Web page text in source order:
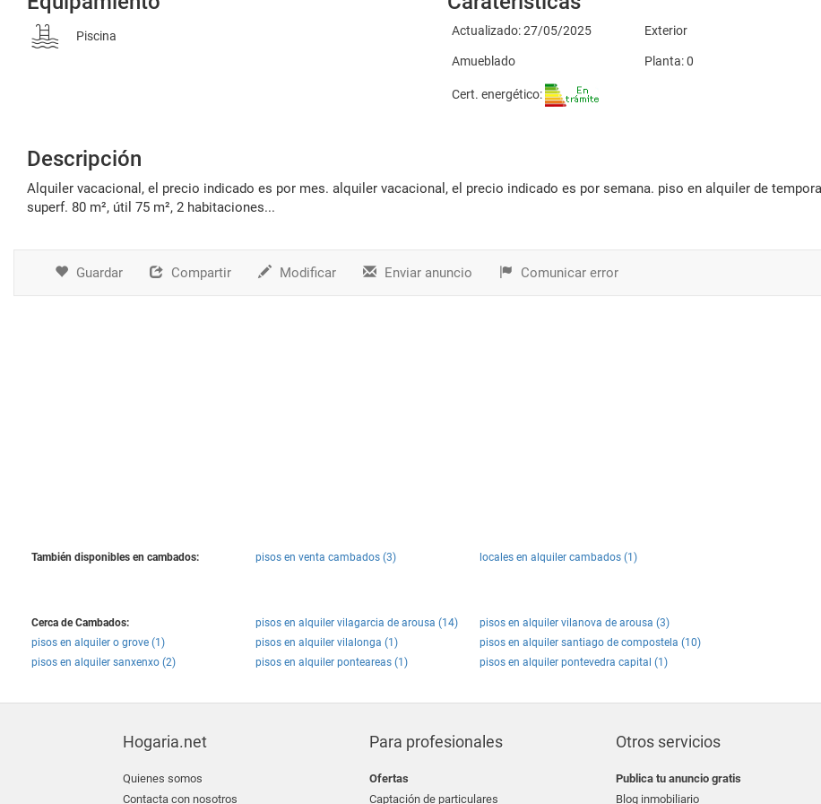
Piscina Actualizado: 27/05/2025 Exterior
Amueblado Planta: 0
Cert. energético:
Descripción
alquiler vacacional, el precio indicado es por mes. alquiler vacacional, el precio indicado es por semana. piso en alquiler de temporada.
superf. 80 m², útil 75 m², 2 habitaciones...
Guardar Compartir Modificar Enviar anuncio Comunicar error
También disponibles en cambados: pisos en venta cambados (3) locales en alquiler cambados (1)
Cerca de Cambados: pisos en alquiler vilagarcia de arousa (14)
pisos en alquiler vilanova de arousa (3)
pisos en alquiler o grove (1)
pisos en alquiler vilalonga (1)
pisos en alquiler santiago de compostela (10)
pisos en alquiler sanxenxo (2)
pisos en alquiler ponteareas (1) pisos en alquiler pontevedra capital (1)
Hogaria.net
Quienes somos
Contacta con nosotros
Para profesionales
Ofertas
Captación de particulares
Otros servicios
Publica tu anuncio gratis
Blog inmobiliario